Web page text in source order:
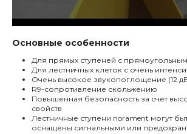
Основные особенности
Для прямых ступеней с
Для лестничных клеток с очень
Очень высокое звукопоглощение (12
R9-сопротивление скольжению
Повышенная безопасность за счет
свойств
Лестничные ступени norament могут
оснащены сигнальными или